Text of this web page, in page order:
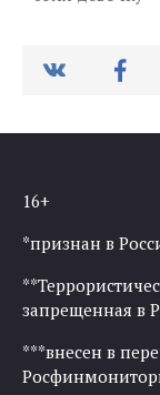
16+
*признан в
запрещенная в
***внесен в